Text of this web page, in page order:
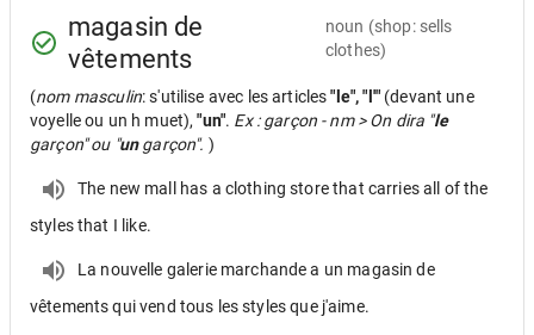
magasin de
vêtements
noun (shop: sells
clothes)
(nom masculin: s'utilise avec les articles"le", "l'" (devant une
voyelle ou un h muet),"un". Ex : garçon - nm > On dira "le
garçon" ou "ungarçon". )
The new mall has a clothing store that carries all of the
styles that I like.
La nouvelle galerie marchande a un magasin de
vêtements qui vend tous les styles que j'aime.